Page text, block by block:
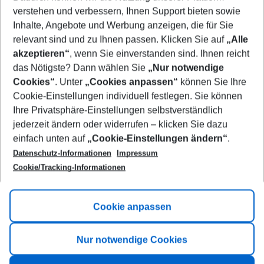
Who will travel
2 adults No children
Show more filter
Footer
Footer navigation
Title A
Link A
verstehen und verbessern, Ihnen Support bieten sowie
Inhalte, Angebote und Werbung anzeigen, die für Sie
relevant sind und zu Ihnen passen. Klicken Sie auf „Alle
akzeptieren“, wenn Sie einverstanden sind. Ihnen reicht
das Nötigste? Dann wählen Sie „Nur notwendige
Cookies“. Unter „Cookies anpassen“ können Sie Ihre
Cookie-Einstellungen individuell festlegen. Sie können
Ihre Privatsphäre-Einstellungen selbstverständlich
jederzeit ändern oder widerrufen – klicken Sie dazu
einfach unten auf „Cookie-Einstellungen ändern“.
Datenschutz-Informationen
Impressum
Cookie/Tracking-Informationen
Cookie anpassen
Nur notwendige Cookies